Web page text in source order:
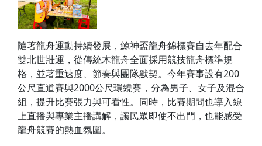
隨著龍舟運動持續發展，鯨神盃龍舟錦標賽自去年配合
雙北世壯運，從傳統木龍舟全面採用競技龍舟標準規
格，並著重速度、節奏與團隊默契。今年賽事設有200
公尺直道賽與2000公尺環繞賽，分為男子、女子及混合
組，提升比賽張力與可看性。同時，比賽期間也導入線
上直播與專業主播講解，讓民眾即使不出門，也能感受
龍舟競賽的熱血氛圍。